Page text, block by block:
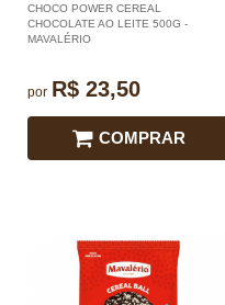
CHOCO POWER CEREAL
CHOCOLATE AO LEITE 500G -
MAVALÉRIO
por R$ 23,50
COMPRAR